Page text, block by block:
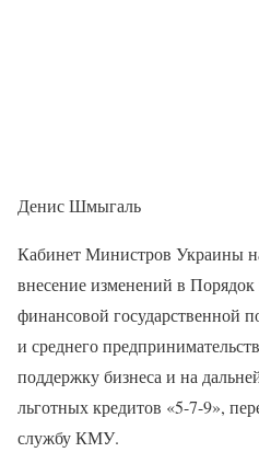
Денис Шмыгаль
Кабинет Министров Украины
внесение изменений в Порядок
финансовой государственной
и среднего
поддержку бизнеса и на
льготных кредитов «5-7-9»,
службу КМУ.